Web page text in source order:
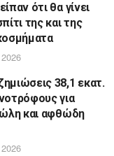
ότι θα γίνει
της και της
38,1 εκατ.
για
και αφθώδη